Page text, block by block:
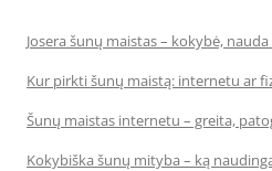
Josera šunų maistas – kokybė,
Kur pirkti šunų maistą: internetu ar
Šunų maistas internetu – greita,
Kokybiška šunų mityba – ką